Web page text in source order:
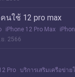
นใช้ 12 pro max
iPhone 12 Pro Max
ย. 2566
Pro บริการเสริมเครือข่า